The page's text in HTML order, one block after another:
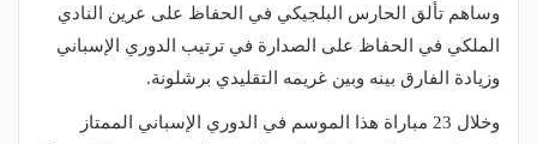
وساهم تألق الحارس البلجيكي في الحفاظ على عرين النادي
الملكي في الحفاظ على الصدارة في ترتيب الدوري الإسباني
وزيادة الفارق بينه وبين غريمه التقليدي برشلونة.
وخلال 23 مباراة هذا الموسم في الدوري الإسباني الممتاز